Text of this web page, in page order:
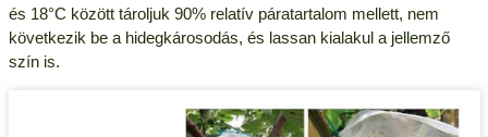
és 18°C között tároljuk 90% relatív páratartalom mellett, nem
következik be a hidegkárosodás, és lassan kialakul a jellemző
szín is.